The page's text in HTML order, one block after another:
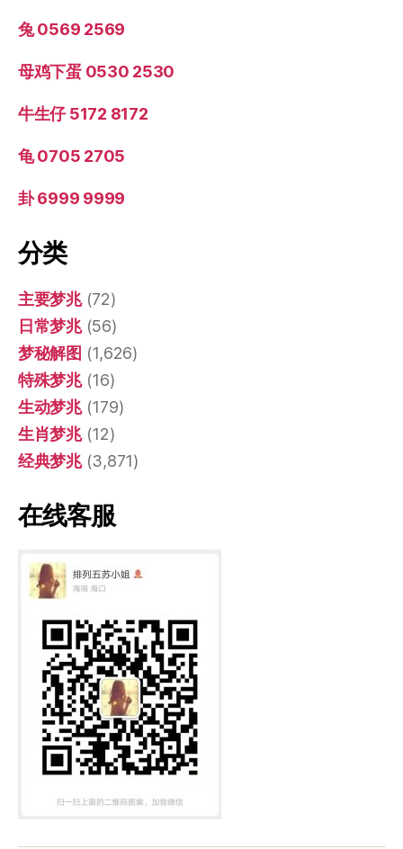
兔 0569 2569
母鸡下蛋 0530 2530
牛生仔 5172 8172
龟 0705 2705
卦 6999 9999
分类
主要梦兆(72)
日常梦兆(56)
梦秘解图 (1,626)
特殊梦兆(16)
生动梦兆(179)
生肖梦兆(12)
经典梦兆(3,871)
在线客服